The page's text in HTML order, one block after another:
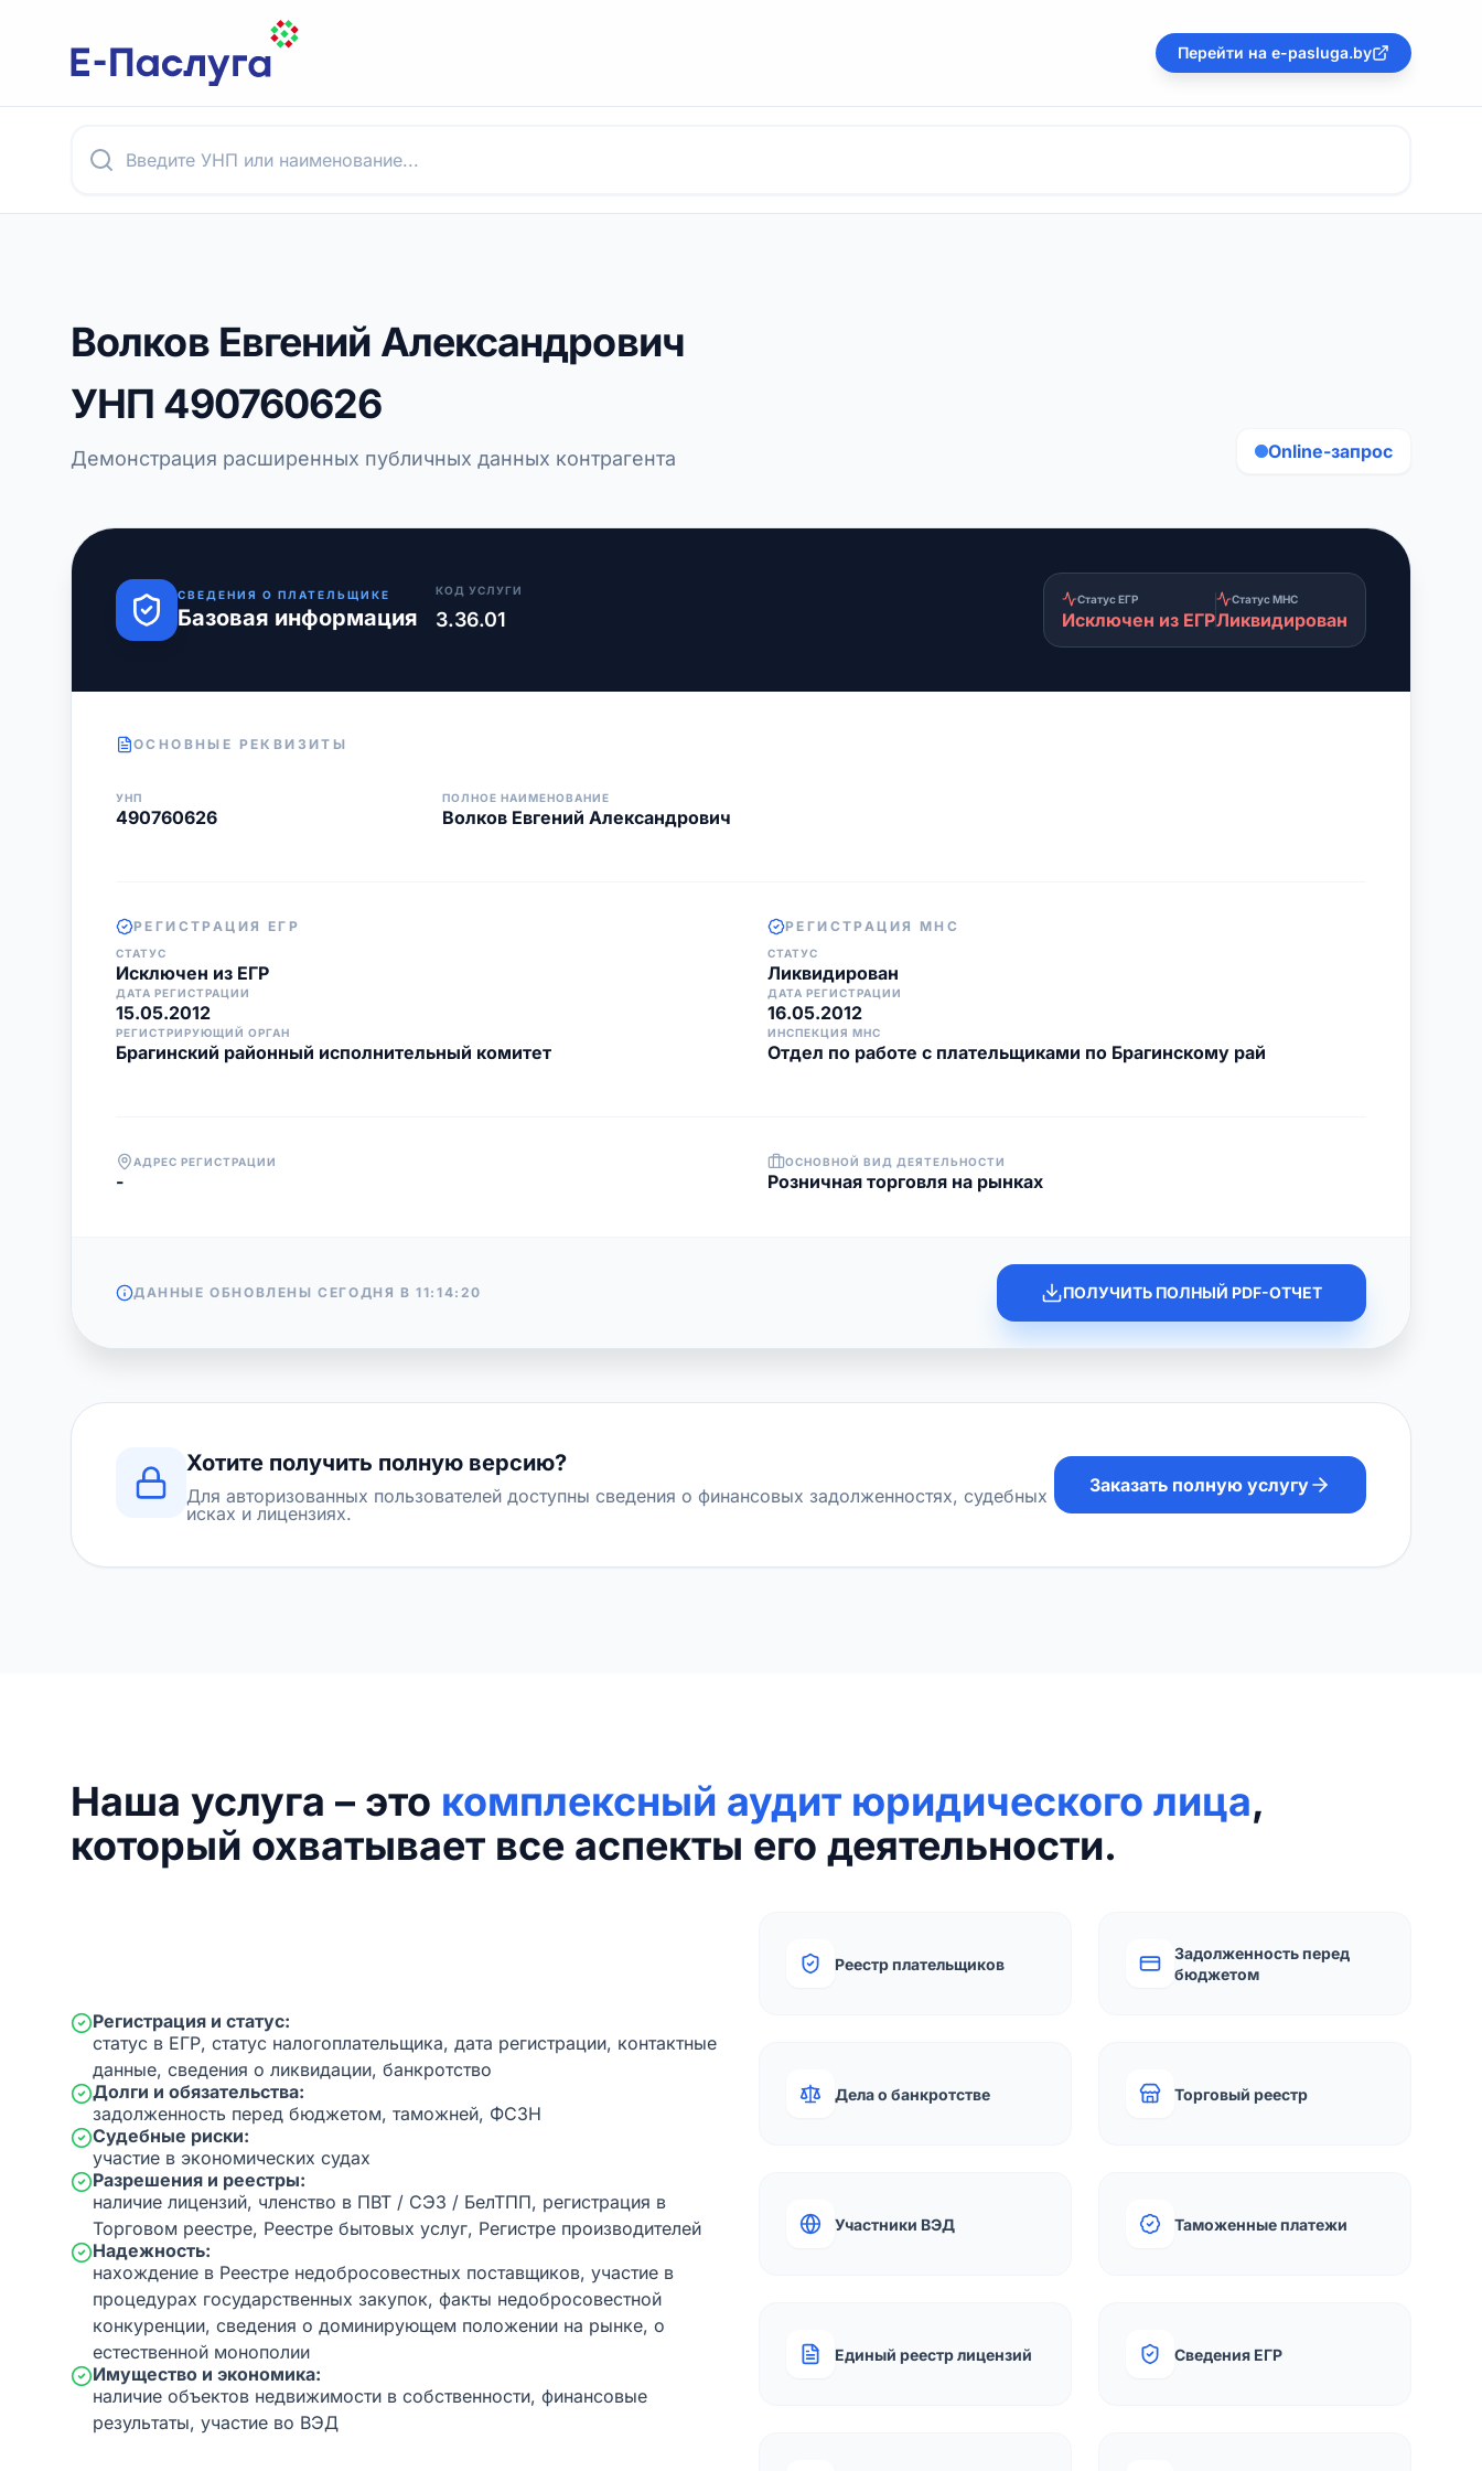
Перейти на e-pasluga.by
Волков Евгений Александрович
УНП 490760626
Демонстрация расширенных публичных данных контрагента Online-запрос
СВЕДЕНИЯ О ПЛАТЕЛЬЩИКЕ
Базовая информация
КОД УСЛУГИ
3.36.01
Статус ЕГР
Исключен из ЕГР
Статус МНС
Ликвидирован
ОСНОВНЫЕ РЕКВИЗИТЫ
УНП
490760626
ПОЛНОЕ НАИМЕНОВАНИЕ
Волков Евгений Александрович
РЕГИСТРАЦИЯ ЕГР
СТАТУС
Исключен из ЕГР
ДАТА РЕГИСТРАЦИИ
15.05.2012
РЕГИСТРИРУЮЩИЙ ОРГАН
Брагинский районный исполнительный комитет
РЕГИСТРАЦИЯ МНС
СТАТУС
Ликвидирован
ДАТА РЕГИСТРАЦИИ
16.05.2012
ИНСПЕКЦИЯ МНС
Отдел по работе с плательщиками по Брагинскому рай
АДРЕС РЕГИСТРАЦИИ
-
ОСНОВНОЙ ВИД ДЕЯТЕЛЬНОСТИ
Розничная торговля на рынках
ДАННЫЕ ОБНОВЛЕНЫ СЕГОДНЯ В11:14:20 ПОЛУЧИТЬ ПОЛНЫЙ PDF-ОТЧЕТ
Хотите получить полную версию?
Для авторизованных пользователей доступны сведения о финансовых задолженностях, судебных
исках и лицензиях.
Заказать полную услугу
Наша услуга – это комплексный аудит юридического лица,
который охватывает все аспекты его деятельности.
Регистрация и статус:
статус в ЕГР, статус налогоплательщика, дата регистрации, контактные
данные, сведения о ликвидации, банкротство
Долги и обязательства:
задолженность перед бюджетом, таможней, ФСЗН
Судебные риски:
участие в экономических судах
Разрешения и реестры:
наличие лицензий, членство в ПВТ / СЭЗ / БелТПП, регистрация в
Торговом реестре, Реестре бытовых услуг, Регистре производителей
Надежность:
нахождение в Реестре недобросовестных поставщиков, участие в
процедурах государственных закупок, факты недобросовестной
конкуренции, сведения о доминирующем положении на рынке, о
естественной монополии
Имущество и экономика:
наличие объектов недвижимости в собственности, финансовые
результаты, участие во ВЭД
Реестр плательщиков
Задолженность перед
бюджетом
Дела о банкротстве Торговый реестр
Участники ВЭД Таможенные платежи
Единый реестр лицензий Сведения ЕГР